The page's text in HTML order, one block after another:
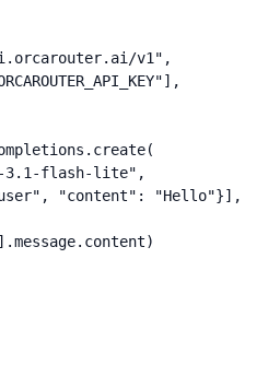
v1",
flash-lite",
"content": "Hello"}],